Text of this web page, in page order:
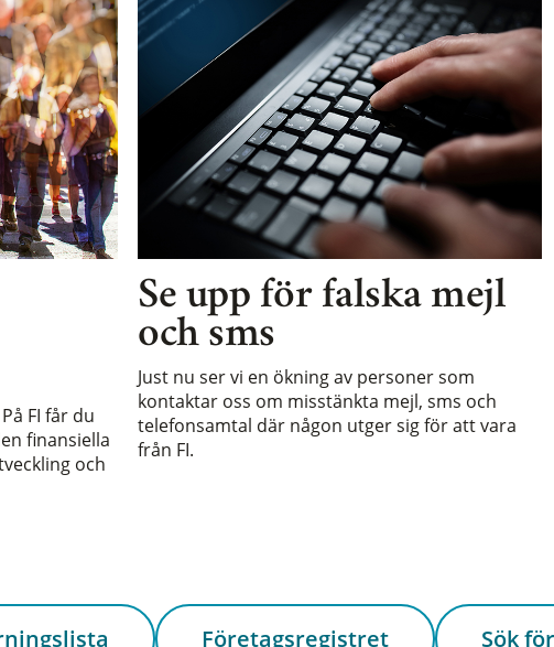
FI får du
finansiella
och
Se upp för falska mejl
och sms
Just nu ser vi en ökning av personer som
kontaktar oss om misstänkta mejl, sms och
telefonsamtal där någon utger sig för att vara
från FI.
Företagsregistret Sök